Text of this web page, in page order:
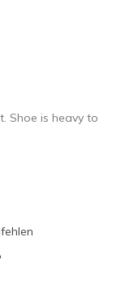
Shoe is heavy to